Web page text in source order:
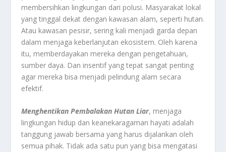
membersihkan lingkungan dari polusi. Masyarakat lokal
yang tinggal dekat dengan kawasan alam, seperti hutan.
Atau kawasan pesisir, sering kali menjadi garda depan
dalam menjaga keberlanjutan ekosistem. Oleh karena
itu, memberdayakan mereka dengan pengetahuan,
sumber daya. Dan insentif yang tepat sangat penting
agar mereka bisa menjadi pelindung alam secara
efektif.
Menghentikan Pembalakan Hutan Liar, menjaga
lingkungan hidup dan keanekaragaman hayati adalah
tanggung jawab bersama yang harus dijalankan oleh
semua pihak. Tidak ada satu pun yang bisa mengatasi